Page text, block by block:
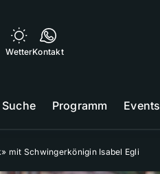
WetterKontakt
Suche Programm Events
mit Schwingerkönigin Isabel Egli